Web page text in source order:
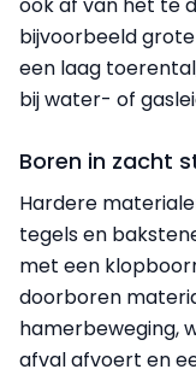
bijvoorbeeld
een laag
bij water- of
Boren in zacht
Hardere
tegels en
met een
doorboren
hamerbeweging,
afval afvoert en